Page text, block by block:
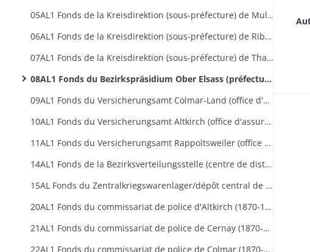
05AL1 Fonds de la Kreisdirektion (sous-préfecture) de Mulhouse
06AL1 Fonds de la Kreisdirektion (sous-préfecture) de Ribeauvillé
07AL1 Fonds de la Kreisdirektion (sous-préfecture) de Thann
08AL1 Fonds du Bezirkspräsidium Ober Elsass (préfecture du Haut-Rhin)
09AL1 Fonds du Versicherungsamt Colmar-Land (office d'assurances sociales de Colmar-Campagne) (1884-1918)
10AL1 Fonds du Versicherungsamt Altkirch (office d'assurances sociales d'Altkirch) (1913-1914)
11AL1 Fonds du Versicherungsamt Rappoltsweiler (office d'assurances sociales de Ribeauvillé) (1903-1918)
14AL1 Fonds de la Bezirksverteilungsstelle (centre de distribution du ravitaillement rue Saint Josse à Colmar) (1916-1918)
15AL Fonds du Zentralkriegswarenlager/dépôt central de ravitaillement à Colmar (1915-1919)
20AL1 Fonds du commissariat de police d'Altkirch (1870-1907)
21AL1 Fonds du commissariat de police de Cernay (1870-1907)
22AL1 Fonds du commissariat de police de Colmar (1870-1918)